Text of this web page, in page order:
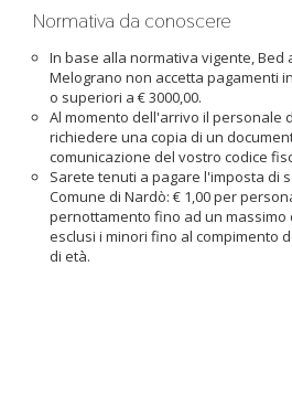
Normativa da conoscere
In base alla normativa vigente, Bed
Melograno non accetta pagamenti
o superiori a € 3000,00.
Al momento dell'arrivo il personale
richiedere una copia di un
comunicazione del vostro codice
Sarete tenuti a pagare l'imposta di
Comune di Nardò: € 1,00 per
pernottamento fino ad un massimo
esclusi i minori fino al compimento
di età.